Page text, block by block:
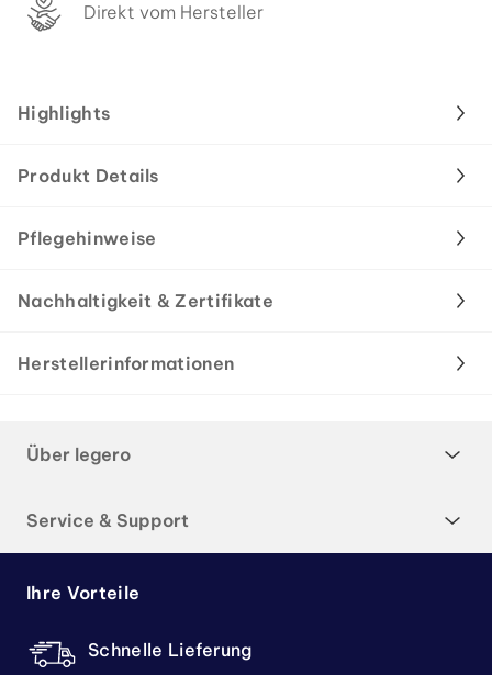
Direkt vom Hersteller
Highlights
Produkt Details
Pflegehinweise
Nachhaltigkeit & Zertifikate
Herstellerinformationen
Über legero
Service & Support
Ihre Vorteile
Schnelle Lieferung